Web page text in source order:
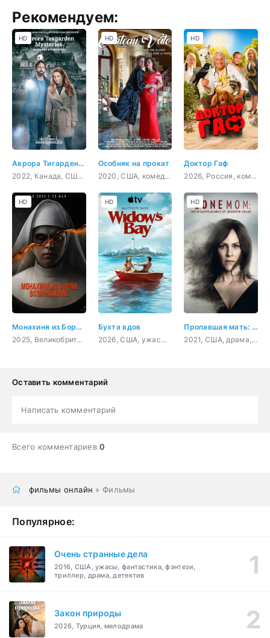
Рекомендуем:
Аврора Тигарден: дом с привидением
2022, Канада, США, криминал, детектив
HD
Особняк на прокат
2020, США, комедия
HD
Доктор Гаф
2026, Россия, комедия, фэнтези, семейный
HD
Монахиня из Борли. Возвращение
2025, Великобритания, ужасы
HD
Бухта вдов
2026, США, ужасы, драма, комедия
HD
Пропавшая мать: Исчезновение Дженнифер Дулос
2021, США, драма, криминал
HD
Оставить комментарий
Написать комментарий
Всего комментариев0
фильмы онлайн » Фильмы
Популярное:
Очень странные дела
2016, США, ужасы, фантастика, фэнтези,
триллер, драма, детектив
Закон природы
2026, Турция, мелодрама